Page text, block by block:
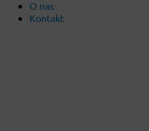
O nas
Kontakt